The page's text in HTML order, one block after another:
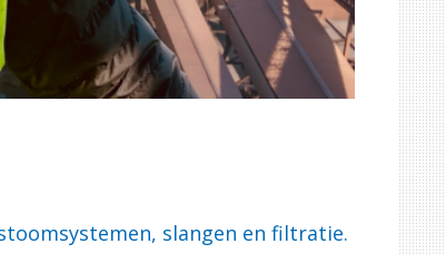
slangen en filtratie.